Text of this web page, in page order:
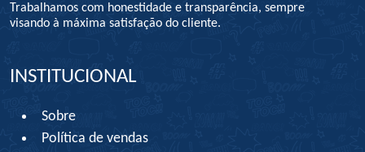
Trabalhamos com honestidade e transparência, sempre
visando à máxima satisfação do cliente.
INSTITUCIONAL
Sobre
Política de vendas